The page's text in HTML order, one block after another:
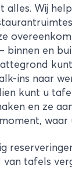
alles. Wij
binnen en
ins naar
kunt u
en ze
waar
tafels